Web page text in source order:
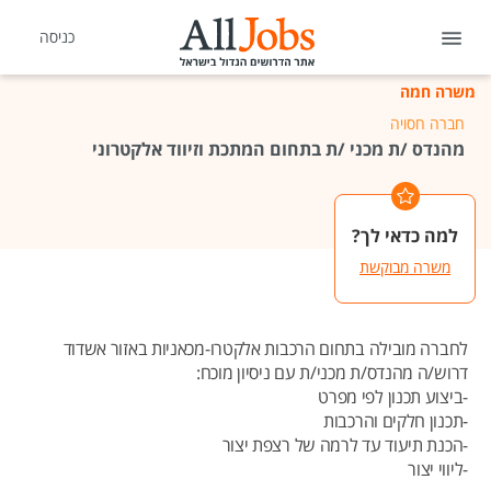
כניסה
משרה חמה
חברה חסויה
מהנדס /ת מכני /ת בתחום המתכת וזיווד אלקטרוני
למה כדאי לך?
משרה מבוקשת
לחברה מובילה בתחום הרכבות אלקטרו-מכאניות באזור אשדוד
דרוש/ה מהנדס/ת מכני/ת עם ניסיון מוכח:
-ביצוע תכנון לפי מפרט
-תכנון חלקים והרכבות
-הכנת תיעוד עד לרמה של רצפת יצור
-ליווי יצור